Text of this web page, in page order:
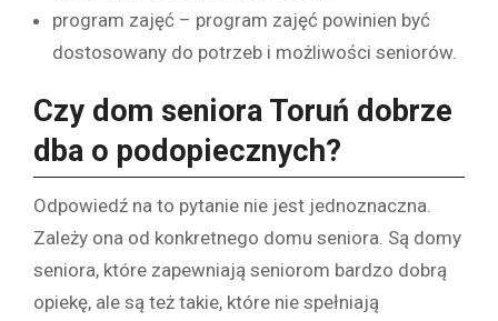
program zajęć – program zajęć powinien być
dostosowany do potrzeb i możliwości seniorów.
Czy dom seniora Toruń dobrze
dba o podopiecznych?
Odpowiedź na to pytanie nie jest jednoznaczna.
Zależy ona od konkretnego domu seniora. Są domy
seniora, które zapewniają seniorom bardzo dobrą
opiekę, ale są też takie, które nie spełniają